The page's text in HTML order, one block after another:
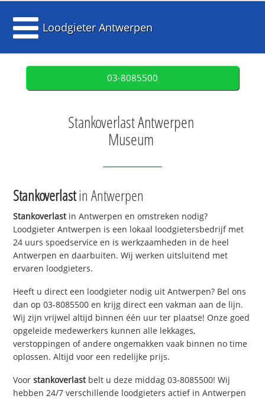
Loodgieter Antwerpen
03-8085500
Stankoverlast Antwerpen
Museum
Stankoverlastin Antwerpen
Stankoverlastin Antwerpen en omstreken nodig?
Loodgieter Antwerpen is een lokaal loodgietersbedrijf met
24 uurs spoedservice en is werkzaamheden in de heel
Antwerpen en daarbuiten. Wij werken uitsluitend met
ervaren loodgieters.
Heeft u direct een loodgieter nodig uit Antwerpen? Bel ons
dan op 03-8085500 en krijg direct een vakman aan de lijn.
Wij zijn vrijwel altijd binnen één uur ter plaatse! Onze goed
opgeleide medewerkers kunnen alle lekkages,
verstoppingen of andere ongemakken vaak binnen no time
oplossen. Altijd voor een redelijke prijs.
Voorstankoverlastbelt u deze middag 03-8085500! Wij
hebben 24/7 verschillende loodgieters actief in Antwerpen